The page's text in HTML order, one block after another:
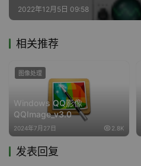
2022年12月5日 09:58
相关推荐
Windows QQ影像
QQImage_v3.0
2024年7月27日 2.8K
图像处理
发表回复